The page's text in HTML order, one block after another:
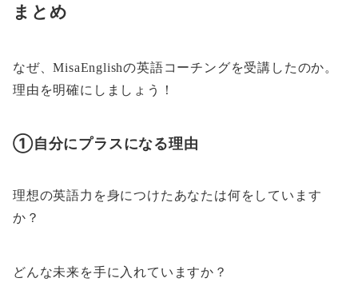
まとめ
なぜ、MisaEnglishの英語コーチングを受講したのか。
理由を明確にしましょう！
①自分にプラスになる理由
理想の英語力を身につけたあなたは何をしています
か？
どんな未来を手に入れていますか？